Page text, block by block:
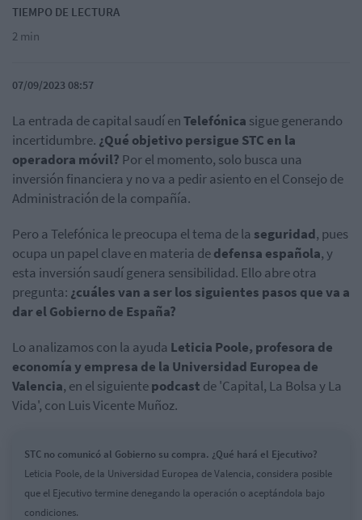
TIEMPO DE LECTURA
2 min
07/09/2023 08:57
La entrada de capital saudí enTelefónica sigue generando
incertidumbre. ¿Qué objetivo persigue STC en la
operadora móvil? Por el momento, solo busca una
inversión financiera y no va a pedir asiento en el Consejo de
Administración de la compañía.
Pero a Telefónica le preocupa el tema de la seguridad, pues
ocupa un papel clave en materia dedefensa española, y
esta inversión saudí genera sensibilidad. Ello abre otra
pregunta: ¿cuáles van a ser los siguientes pasos que va a
dar el Gobierno de España?
Lo analizamos con la ayuda Leticia Poole, profesora de
economía y empresa de la Universidad Europea de
Valencia, en el siguientepodcast de 'Capital, La Bolsa y La
Vida', con Luis Vicente Muñoz.
STC no comunicó al Gobierno su compra. ¿Qué hará el Ejecutivo?
Leticia Poole, de la Universidad Europea de Valencia, considera posible
que el Ejecutivo termine denegando la operación o aceptándola bajo
condiciones.